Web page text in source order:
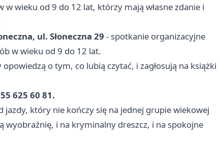
w wieku od 9 do 12 lat, którzy mają własne zdanie i
ul. Słoneczna 29 - spotkanie organizacyjne
w wieku od 9 do 12 lat.
o tym, co lubią czytać, i zagłosują na książki
625 60 81.
jazdy, który nie kończy się na jednej grupie wiekowej
wyobraźnię, i na kryminalny dreszcz, i na spokojne